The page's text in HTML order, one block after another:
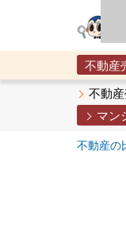
不動産
メタ住
不動
マン
不動産の